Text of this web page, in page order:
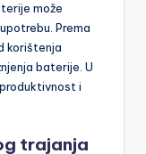
može
Prema
korištenja
baterije. U
i
trajanja